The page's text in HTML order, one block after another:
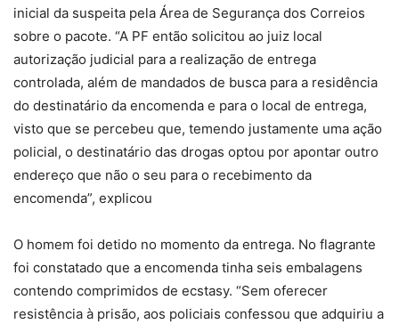
inicial da suspeita pela Área de Segurança dos Correios
sobre o pacote. “A PF então solicitou ao juiz local
autorização judicial para a realização de entrega
controlada, além de mandados de busca para a residência
do destinatário da encomenda e para o local de entrega,
visto que se percebeu que, temendo justamente uma ação
policial, o destinatário das drogas optou por apontar outro
endereço que não o seu para o recebimento da
encomenda”, explicou
O homem foi detido no momento da entrega. No flagrante
foi constatado que a encomenda tinha seis embalagens
contendo comprimidos de ecstasy. “Sem oferecer
resistência à prisão, aos policiais confessou que adquiriu a